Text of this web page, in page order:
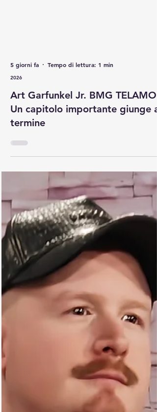
2026
Art Garfunkel Jr. BMG TELAMO
Un capitolo importante giunge al
termine